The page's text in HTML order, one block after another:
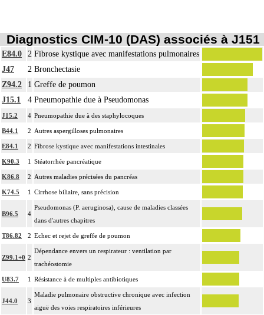
Diagnostics CIM-10 (DAS) associés à J151
E84.0 2 Fibrose kystique avec manifestations pulmonaires
J47
2 Bronchectasie
Z94.2
1 Greffe de poumon
J15.1
4 Pneumopathie due à Pseudomonas
J15.2 4 Pneumopathie due à des staphylocoques
B44.1 2 Autres aspergilloses pulmonaires
E84.1 2 Fibrose kystique avec manifestations intestinales
K90.3 1 Stéatorrhée pancréatique
K86.8 2 Autres maladies précisées du pancréas
K74.5 1 Cirrhose biliaire, sans précision
B96.5 4
Pseudomonas (P. aeruginosa), cause de maladies classées
dans d'autres chapitres
T86.82 2 Echec et rejet de greffe de poumon
Z99.1+0 2
Dépendance envers un respirateur : ventilation par
trachéostomie
U83.7 1 Résistance à de multiples antibiotiques
J44.0 3
Maladie pulmonaire obstructive chronique avec infection
aiguë des voies respiratoires inférieures